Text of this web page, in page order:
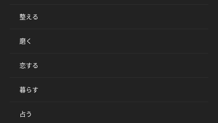
整える
磨く
恋する
暮らす
占う